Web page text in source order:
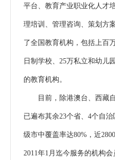
平台、教育产业职业化人才
理培训、管理咨询、策划方
了全国教育机构，包括上百
日制学校、25万私立和幼儿
的教育机构。
目前，除港澳台、西藏
已遍布其余23个省、4个自
级市中覆盖率达80%，近
2011年1月迄今服务的机构